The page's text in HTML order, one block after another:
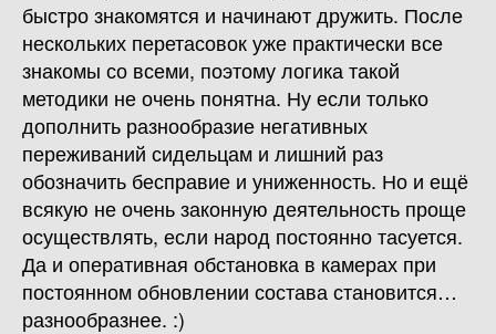
быстро знакомятся и начинают дружить. После
нескольких перетасовок уже практически все
знакомы со всеми, поэтому логика такой
методики не очень понятна. Ну если только
дополнить разнообразие негативных
переживаний сидельцам и лишний раз
обозначить бесправие и униженность. Но и ещё
всякую не очень законную деятельность проще
осуществлять, если народ постоянно тасуется.
Да и оперативная обстановка в камерах при
постоянном обновлении состава становится…
разнообразнее. :)